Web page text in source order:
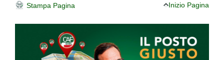
Stampa Pagina Inizio Pagina